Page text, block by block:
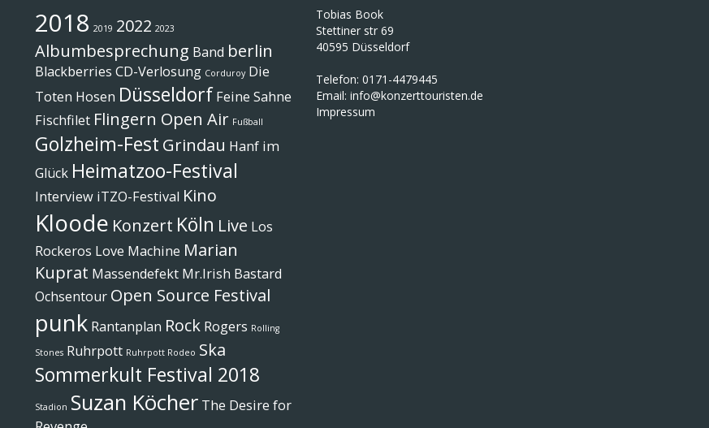
2018 2019 2022 2023
Albumbesprechung Band berlin
Blackberries CD-Verlosung Corduroy Die
Toten Hosen Düsseldorf Feine Sahne
Fischfilet Flingern Open Air Fußball
Golzheim-Fest Grindau Hanf im
Glück Heimatzoo-Festival
Interview iTZO-Festival Kino
Kloode Konzert Köln Live Los
Rockeros Love Machine Marian
Kuprat Massendefekt Mr.Irish Bastard
Ochsentour Open Source Festival
punk Rantanplan Rock Rogers Rolling
Stones Ruhrpott Ruhrpott Rodeo Ska
Sommerkult Festival 2018
Stadion Suzan Köcher The Desire for
Tobias Book
Stettiner str 69
40595 Düsseldorf
Telefon: 0171-4479445
Email:info@konzerttouristen.de
Impressum